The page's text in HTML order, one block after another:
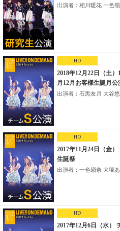
出演者：相川暖花 一色嶺
HD
2018年12月22日（土
月12月お客様生誕月公
出演者：石黒友月 大谷悠
HD
2017年11月24日（金
生誕祭
出演者：一色嶺奈 犬塚あ
HD
2017年12月6日（水）